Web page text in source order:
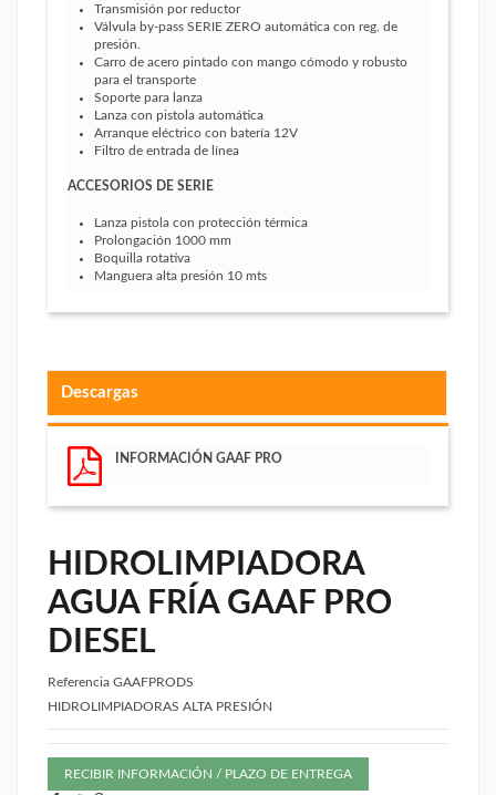
Transmisión por reductor
Válvula by-pass SERIE ZERO automática con reg. de
presión.
Carro de acero pintado con mango cómodo y robusto
para el transporte
Soporte para lanza
Lanza con pistola automática
Arranque eléctrico con batería 12V
Filtro de entrada de línea
ACCESORIOS DE SERIE
Lanza pistola con protección térmica
Prolongación 1000 mm
Boquilla rotativa
Manguera alta presión 10 mts
Descargas
INFORMACIÓN GAAF PRO
HIDROLIMPIADORA
AGUA FRÍA GAAF PRO
DIESEL
Referencia GAAFPRODS
HIDROLIMPIADORAS ALTA PRESIÓN
RECIBIR INFORMACIÓN / PLAZO DE ENTREGA